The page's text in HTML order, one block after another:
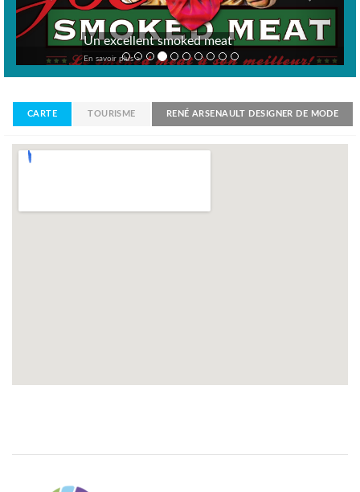
Un excellent smoked meat
En savoir plus >
CARTE TOURISME RENÉ ARSENAULT DESIGNER DE MODE